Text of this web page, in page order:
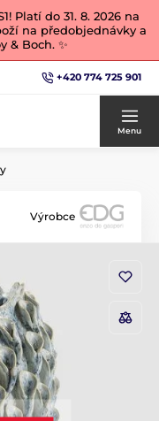
Platí do 31. 8. 2026 na
na předobjednávky a
& Boch. ✨
+420 774 725 901
Menu
Výrobce